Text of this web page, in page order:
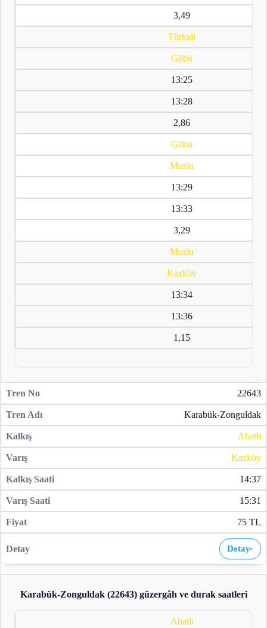
3,49
Türkali
Göbü
13:25
13:28
2,86
Göbü
Muslu
13:29
13:33
3,29
Muslu
Kazköy
13:34
13:36
1,15
22643
Karabük-Zonguldak
Ahatlı
Kazköy
14:37
15:31
75 TL
Detay›
Karabük-Zonguldak (22643)güzergâh ve durak saatleri
Ahatlı